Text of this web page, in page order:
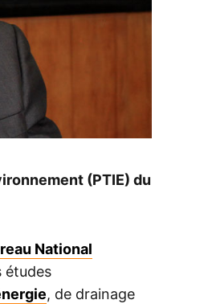
(PTIE) du
National
études
, de drainage